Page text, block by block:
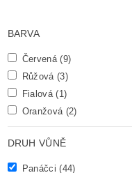
BARVA
Červená(9)
Růžová(3)
Fialová(1)
Oranžová (2)
DRUH VŮNĚ
Panáčci(44)